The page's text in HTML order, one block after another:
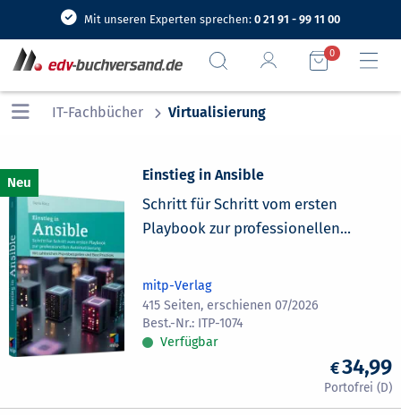
Mit unseren Experten sprechen: 0 21 91 - 99 11 00
0
IT-Fachbücher Virtualisierung
Einstieg in Ansible
Schritt für Schritt vom ersten
Playbook zur professionellen...
mitp-Verlag
415 Seiten, erschienen 07/2026
ITP-1074
Verfügbar
34,99